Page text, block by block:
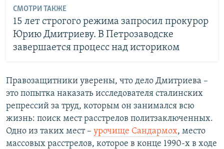
СМОТРИ ТАКЖЕ
15 лет строгого режима запросил прокурор
Юрию Дмитриеву. В Петрозаводске
завершается процесс над историком
Правозащитники уверены, что дело Дмитриева –
это попытка наказать исследователя сталинских
репрессий за труд, которым он занимался всю
жизнь: поиск мест расстрелов политзаключенных.
Одно из таких мест – урочище Сандармох, место
массовых расстрелов, которое в конце 1990-х в ходе